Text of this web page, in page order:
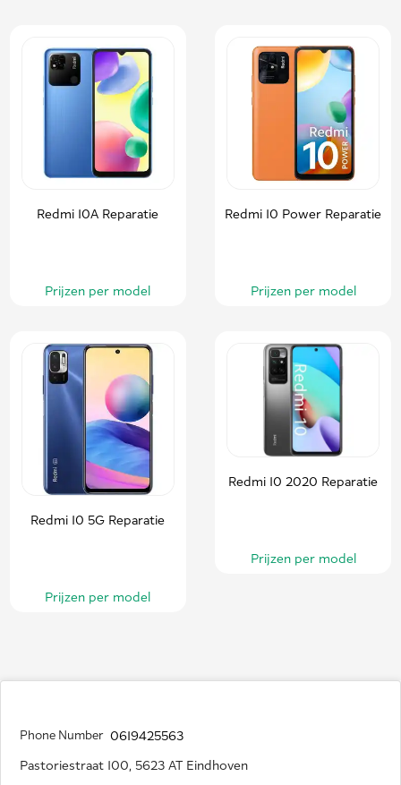
Redmi 10A Reparatie
Prijzen per model
Redmi 10 Power Reparatie
Prijzen per model
Redmi 10 5G Reparatie
Prijzen per model
Redmi 10 2020 Reparatie
Prijzen per model
Phone Number 0619425563
Pastoriestraat 100, 5623 AT Eindhoven